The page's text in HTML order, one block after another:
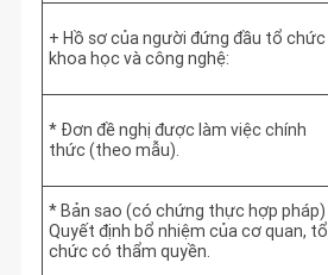
+ Hồ sơ của người đứng đầu tổ chức
khoa học và công nghệ:
* Đơn đề nghị được làm việc chính
thức (theo mẫu).
* Bản sao (có chứng thực hợp pháp)
Quyết định bổ nhiệm của cơ quan, tổ
chức có thẩm quyền.